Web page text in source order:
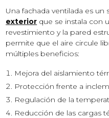
Una fachada ventilada es un
exterior que se instala con
revestimiento y la pared
permite que el aire circule
múltiples beneficios:
Mejora del aislamiento
Protección frente a
Regulación de la
Reducción de las cargas